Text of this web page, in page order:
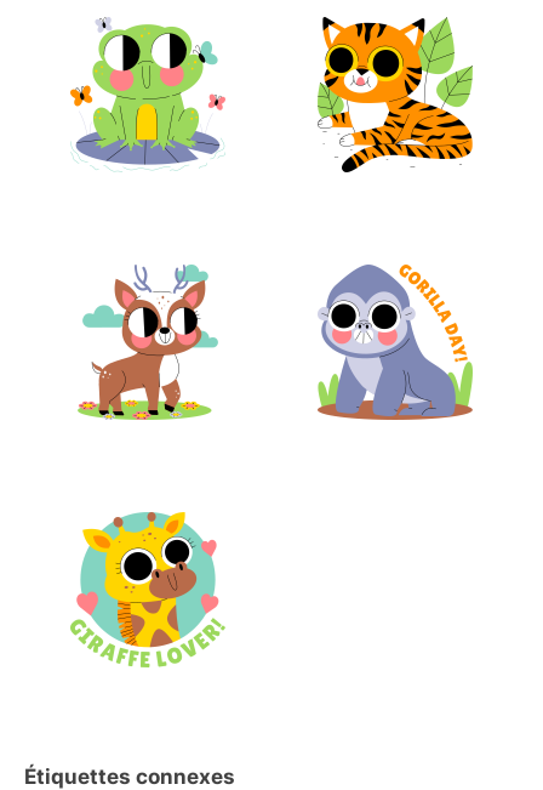
Étiquettes connexes